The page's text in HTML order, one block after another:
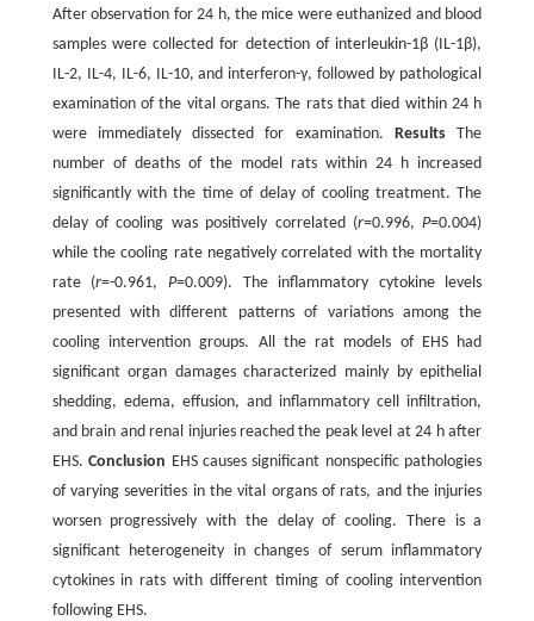
After observation for 24 h, the mice were euthanized and blood
samples were collected for detection of interleukin-1β (IL-1β),
IL-2, IL-4, IL-6, IL-10, and interferon-γ, followed by pathological
examination of the vital organs. The rats that died within 24 h
were immediately dissected for examination.Results The
number of deaths of the model rats within 24 h increased
significantly with the time of delay of cooling treatment. The
delay of cooling was positively correlated (r=0.996,P=0.004)
while the cooling rate negatively correlated with the mortality
rate (r=-0.961, P=0.009). The inflammatory cytokine levels
presented with different patterns of variations among the
cooling intervention groups. All the rat models of EHS had
significant organ damages characterized mainly by epithelial
shedding, edema, effusion, and inflammatory cell infiltration,
and brain and renal injuries reached the peak level at 24 h after
EHS.Conclusion EHS causes significant nonspecific pathologies
of varying severities in the vital organs of rats, and the injuries
worsen progressively with the delay of cooling. There is a
significant heterogeneity in changes of serum inflammatory
cytokines in rats with different timing of cooling intervention
following EHS.